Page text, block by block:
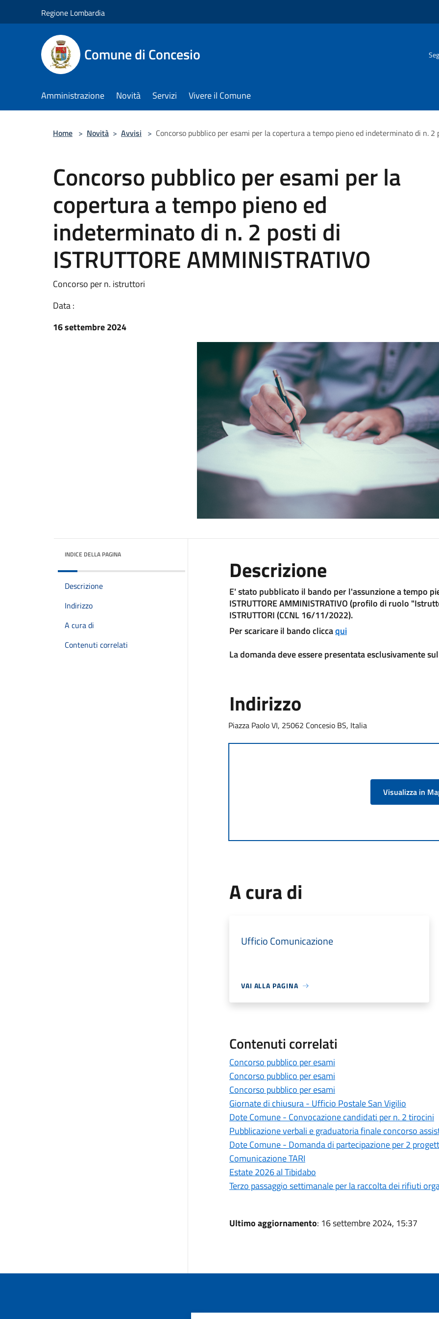
Regione Lombardia
Comune di Concesio
Amministrazione Novità Servizi Vivere il Comune
Home > Novità > Avvisi > Concorso pubblico per esami per la copertura a tempo pieno ed indeterminato di n. 2
Concorso pubblico per esami per la
copertura a tempo pieno ed
indeterminato di n. 2 posti di
ISTRUTTORE AMMINISTRATIVO
Concorso per n. istruttori
Data :
16 settembre 2024
INDICE DELLA PAGINA
Descrizione
Indirizzo
A cura di
Contenuti correlati
Descrizione
E' stato pubblicato il bando per l'assunzione a tempo
ISTRUTTORE AMMINISTRATIVO (profilo di ruolo
ISTRUTTORI (CCNL 16/11/2022).
Per scaricare il bando cliccaqui
La domanda deve essere presentata esclusivamente
Indirizzo
Piazza Paolo VI, 25062 Concesio BS, Italia
Visualizza in
A cura di
Ufficio Comunicazione
VAI ALLA PAGINA
Contenuti correlati
Concorso pubblico per esami
Concorso pubblico per esami
Concorso pubblico per esami
Giornate di chiusura - Ufficio Postale San Vigilio
Dote Comune - Convocazione candidati per n. 2 tirocini
Pubblicazione verbali e graduatoria finale concorso
Dote Comune - Domanda di partecipazione per 2
Comunicazione TARI
Estate 2026 al Tibidabo
Terzo passaggio settimanale per la raccolta dei rifiuti
Ultimo aggiornamento: 16 settembre 2024, 15:37